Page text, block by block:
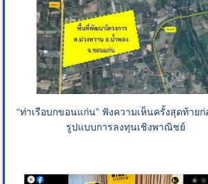
“ท่าเรือบกขอนแก่น” ฟังความเห็นครั้งสุดท้าย
รูปแบบการลงทุนเชิงพาณิชย์